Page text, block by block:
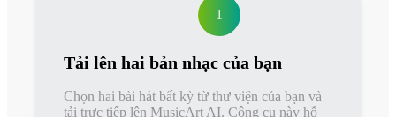
1
Tải lên hai bản nhạc của bạn
Chọn hai bài hát bất kỳ từ thư viện của bạn và
tải trực tiếp lên MusicArt AI. Công cụ này hỗ